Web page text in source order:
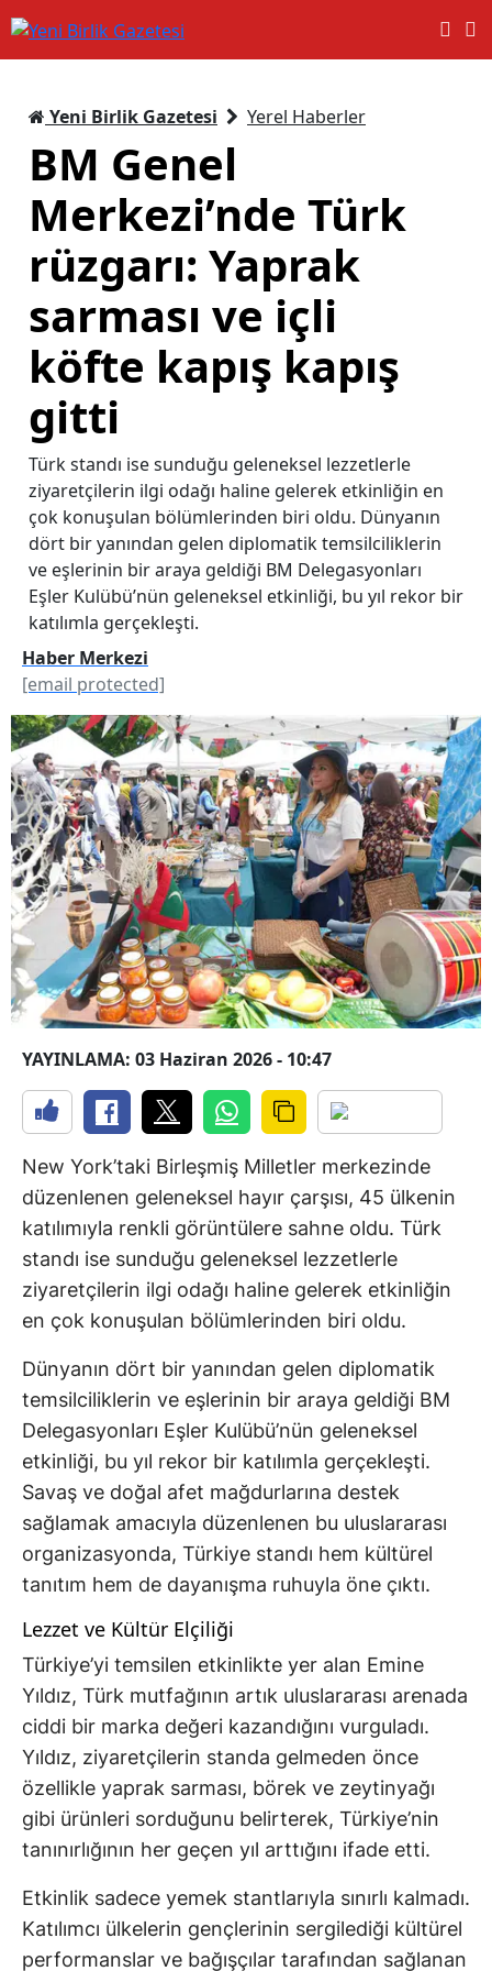
Yeni Birlik Gazetesi Yerel Haberler
BM Genel
Merkezi’nde Türk
rüzgarı: Yaprak
sarması ve içli
köfte kapış kapış
gitti
Türk standı ise sunduğu geleneksel lezzetlerle
ziyaretçilerin ilgi odağı haline gelerek etkinliğin en
çok konuşulan bölümlerinden biri oldu. Dünyanın
dört bir yanından gelen diplomatik temsilciliklerin
ve eşlerinin bir araya geldiği BM Delegasyonları
Eşler Kulübü’nün geleneksel etkinliği, bu yıl rekor bir
katılımla gerçekleşti.
Haber Merkezi
[email protected]
YAYINLAMA: 03 Haziran 2026 - 10:47
New York’taki Birleşmiş Milletler merkezinde
düzenlenen geleneksel hayır çarşısı, 45 ülkenin
katılımıyla renkli görüntülere sahne oldu. Türk
standı ise sunduğu geleneksel lezzetlerle
ziyaretçilerin ilgi odağı haline gelerek etkinliğin
en çok konuşulan bölümlerinden biri oldu.
Dünyanın dört bir yanından gelen diplomatik
temsilciliklerin ve eşlerinin bir araya geldiği BM
Delegasyonları Eşler Kulübü’nün geleneksel
etkinliği, bu yıl rekor bir katılımla gerçekleşti.
Savaş ve doğal afet mağdurlarına destek
sağlamak amacıyla düzenlenen bu uluslararası
organizasyonda, Türkiye standı hem kültürel
tanıtım hem de dayanışma ruhuyla öne çıktı.
Lezzet ve Kültür Elçiliği
Türkiye’yi temsilen etkinlikte yer alan Emine
Yıldız, Türk mutfağının artık uluslararası arenada
ciddi bir marka değeri kazandığını vurguladı.
Yıldız, ziyaretçilerin standa gelmeden önce
özellikle yaprak sarması, börek ve zeytinyağı
gibi ürünleri sorduğunu belirterek, Türkiye’nin
tanınırlığının her geçen yıl arttığını ifade etti.
Etkinlik sadece yemek stantlarıyla sınırlı kalmadı.
Katılımcı ülkelerin gençlerinin sergilediği kültürel
performanslar ve bağışçılar tarafından sağlanan